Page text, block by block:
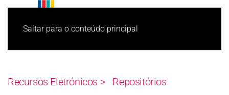
Saltar para o conteúdo principal
Recursos Eletrónicos > Repositórios